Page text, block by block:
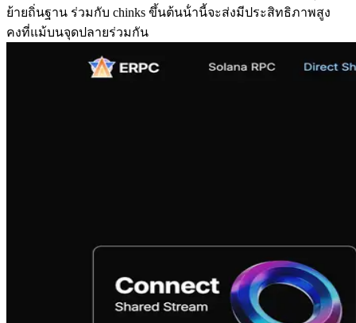
ย้ายถิ่นฐาน ร่วมกับ chinks ขึ้นต้นน้ํานี้จะส่งมีประสิทธิภาพสูง
คงที่แม้บนจุดปลายร่วมกัน